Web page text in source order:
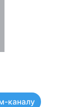
каналу